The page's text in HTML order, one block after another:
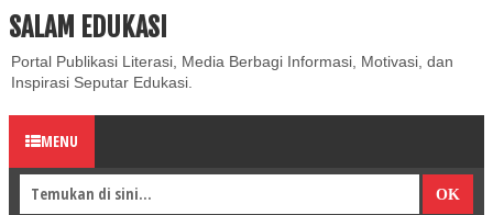
ABOUT CONTACT US
SALAM EDUKASI
Portal Publikasi Literasi, Media Berbagi Informasi, Motivasi, dan
Inspirasi Seputar Edukasi.
MENU